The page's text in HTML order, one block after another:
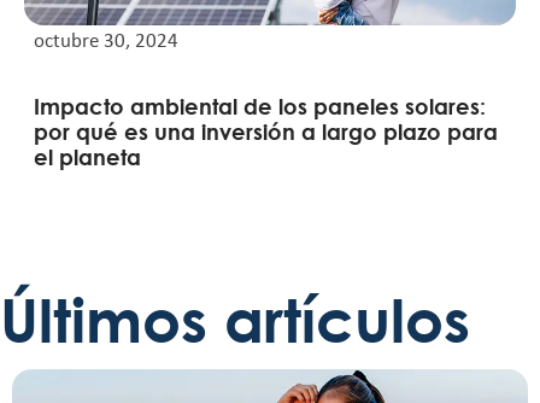
octubre 30, 2024
Impacto ambiental de los paneles solares:
por qué es una inversión a largo plazo para
el planeta
Últimos artículos